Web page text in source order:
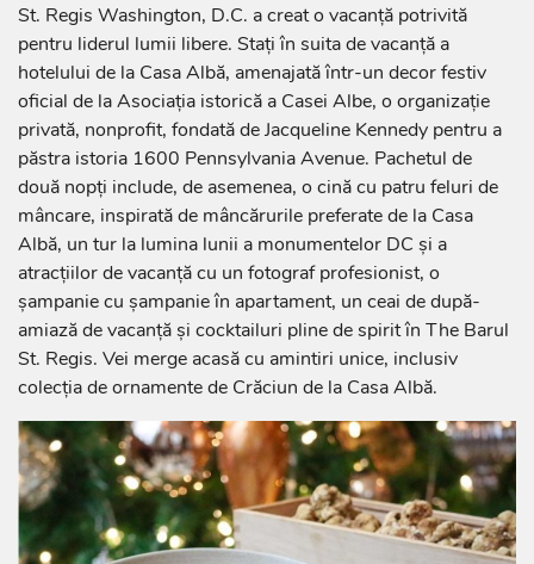
St. Regis Washington, D.C. a creat o vacanță potrivită
pentru liderul lumii libere. Stați în suita de vacanță a
hotelului de la Casa Albă, amenajată într-un decor festiv
oficial de la Asociația istorică a Casei Albe, o organizație
privată, nonprofit, fondată de Jacqueline Kennedy pentru a
păstra istoria 1600 Pennsylvania Avenue. Pachetul de
două nopți include, de asemenea, o cină cu patru feluri de
mâncare, inspirată de mâncărurile preferate de la Casa
Albă, un tur la lumina lunii a monumentelor DC și a
atracțiilor de vacanță cu un fotograf profesionist, o
șampanie cu șampanie în apartament, un ceai de după-
amiază de vacanță și cocktailuri pline de spirit în The Barul
St. Regis. Vei merge acasă cu amintiri unice, inclusiv
colecția de ornamente de Crăciun de la Casa Albă.